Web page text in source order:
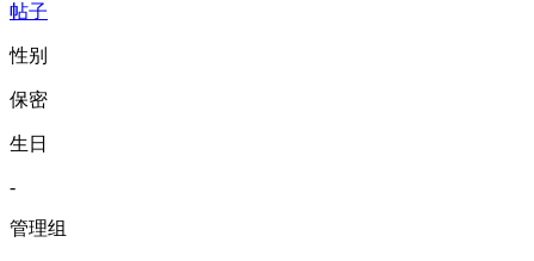
帖子
性别
保密
生日
-
管理组